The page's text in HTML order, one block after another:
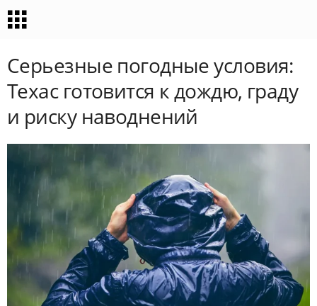
Серьезные погодные условия:
Техас готовится к дождю, граду
и риску наводнений